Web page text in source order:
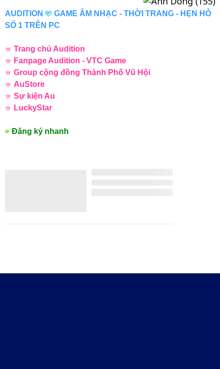
AUDITION
GAME ÂM NHẠC - THỜI TRANG - HẸN HÒ
SỐ 1 TRÊN PC
Trang chủ Audition
Fanpage Audition - VTC Game
Group cộng đồng Thành Phố Vũ Hội
AuStore
Sự kiện Au
LuckyStar
Đăng ký nhanh